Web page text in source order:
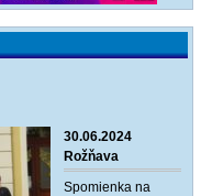
30.06.2024
Rožňava
Spomienka na